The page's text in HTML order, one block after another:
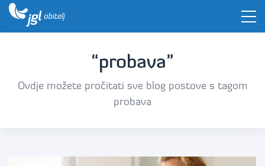
“probava”
Ovdje možete pročitati sve blog postove s tagom
probava